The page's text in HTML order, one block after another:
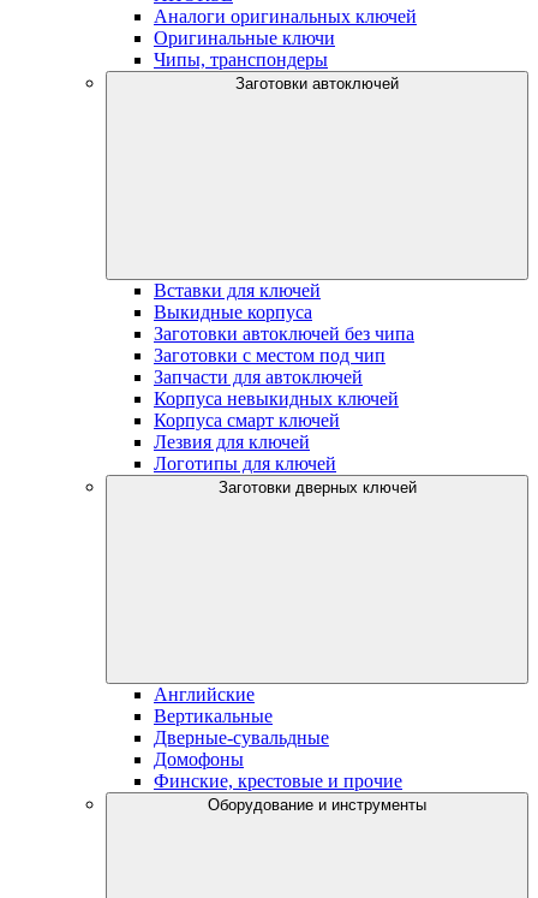
Аналоги оригинальных ключей
Оригинальные ключи
Чипы, транспондеры
Заготовки автоключей
Вставки для ключей
Выкидные корпуса
Заготовки автоключей без чипа
Заготовки с местом под чип
Запчасти для автоключей
Корпуса невыкидных ключей
Корпуса смарт ключей
Лезвия для ключей
Логотипы для ключей
Заготовки дверных ключей
Английские
Вертикальные
Дверные-сувальдные
Домофоны
Финские, крестовые и прочие
Оборудование и инструменты